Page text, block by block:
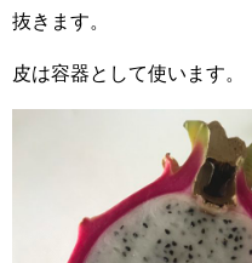
抜きます。
皮は容器として使います。